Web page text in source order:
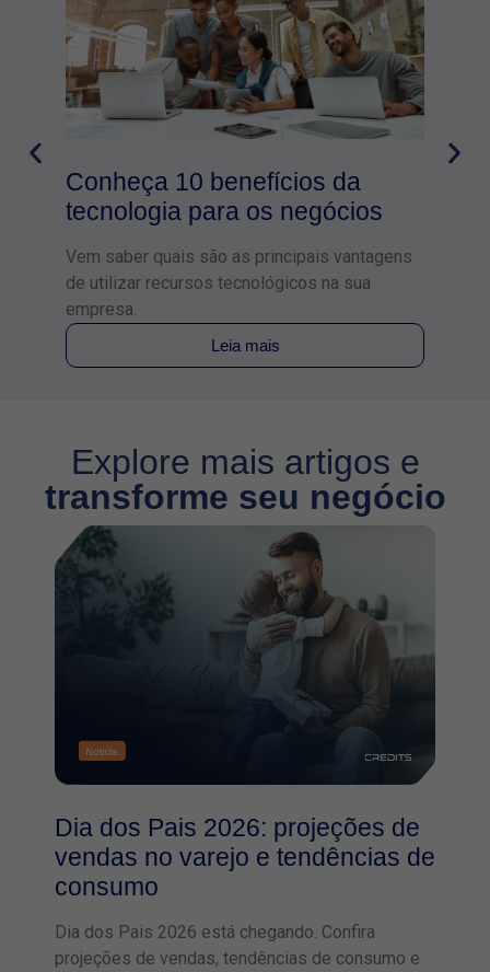
Conheça 10 benefícios da
tecnologia para os negócios
Vem saber quais são as principais vantagens
de utilizar recursos tecnológicos na sua
empresa.
Leia mais
Explore mais artigos e
transforme seu negócio
Dia dos Pais 2026: projeções de
vendas no varejo e tendências de
consumo
Dia dos Pais 2026 está chegando. Confira
projeções de vendas, tendências de consumo e